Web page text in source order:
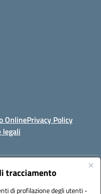
tracciamento
di profilazione degli utenti -
OnlinePrivacy Policy
legali
– Tropea (VV)